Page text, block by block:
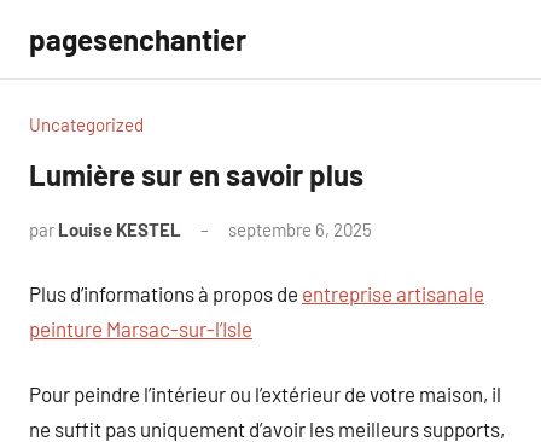
contenu
pagesenchantier
Uncategorized
Lumière sur en savoir plus
par Louise KESTEL septembre 6, 2025
Plus d’informations à propos de entreprise artisanale
peinture Marsac-sur-l’Isle
Pour peindre l’intérieur ou l’extérieur de votre maison, il
ne suffit pas uniquement d’avoir les meilleurs supports,